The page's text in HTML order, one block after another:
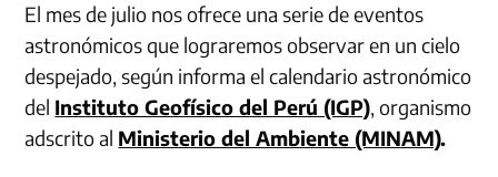
El mes de julio nos ofrece una serie de eventos
astronómicos que lograremos observar en un cielo
despejado, según informa el calendario astronómico
del Instituto Geofísico del Perú (IGP) , organismo
adscrito al Ministerio del Ambiente (MINAM).